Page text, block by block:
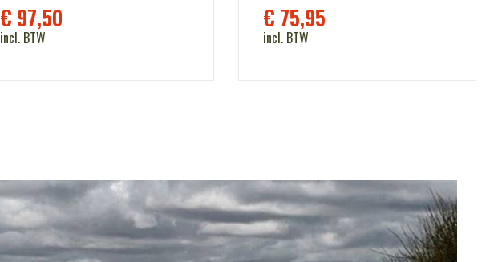
€ 97,50
incl. BTW
€ 75,95
incl. BTW